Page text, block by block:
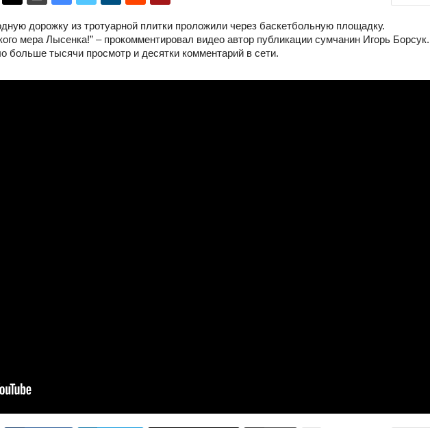
дорожку из тротуарной плитки проложили через баскетбольную площадку.
мера Лысенка!” – прокомментировал видео автор публикации сумчанин Игорь Борсук.
больше тысячи просмотр и десятки комментарий в сети.